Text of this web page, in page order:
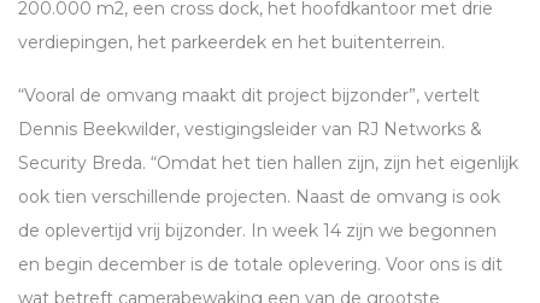
200.000 m2, een cross dock, het hoofdkantoor met drie
verdiepingen, het parkeerdek en het buitenterrein.
“Vooral de omvang maakt dit project bijzonder”, vertelt
Dennis Beekwilder, vestigingsleider van RJ Networks &
Security Breda. “Omdat het tien hallen zijn, zijn het eigenlijk
ook tien verschillende projecten. Naast de omvang is ook
de oplevertijd vrij bijzonder. In week 14 zijn we begonnen
en begin december is de totale oplevering. Voor ons is dit
wat betreft camerabewaking een van de grootste